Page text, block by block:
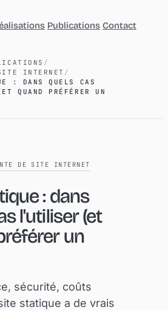
Publications Contact
/
INTERNET /
: DANS QUELS CAS
QUAND PRÉFÉRER UN
DE SITE INTERNET
: dans
l'utiliser (et
un
sécurité, coûts
statique a de vrais